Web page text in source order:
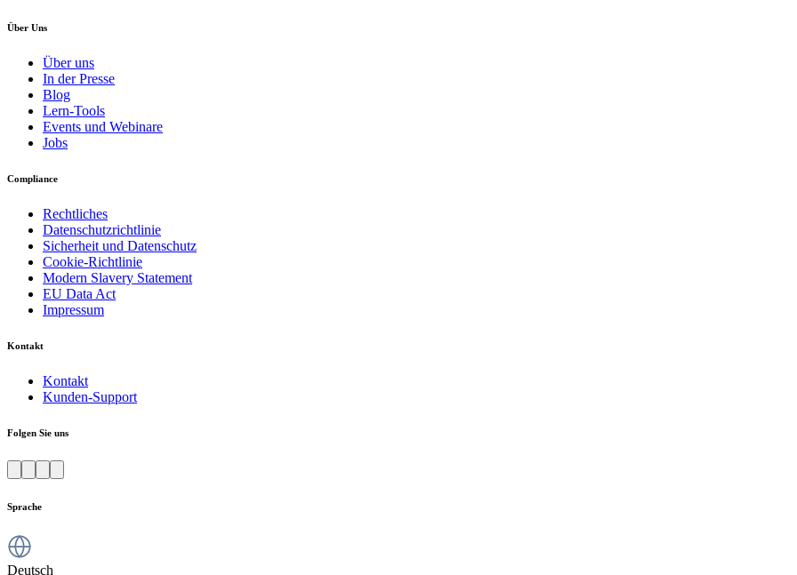
Über Uns
Über uns
In der Presse
Blog
Lern-Tools
Events und Webinare
Jobs
Compliance
Rechtliches
Datenschutzrichtlinie
Sicherheit und Datenschutz
Cookie-Richtlinie
Modern Slavery Statement
EU Data Act
Impressum
Kontakt
Kontakt
Kunden-Support
Folgen Sie uns
Sprache
Deutsch